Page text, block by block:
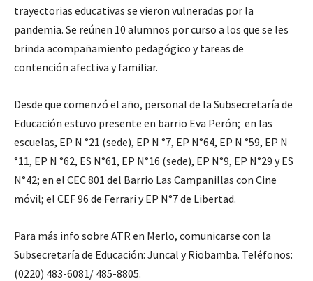
trayectorias educativas se vieron vulneradas por la
pandemia. Se reúnen 10 alumnos por curso a los que se les
brinda acompañamiento pedagógico y tareas de
contención afectiva y familiar.
Desde que comenzó el año, personal de la Subsecretaría de
Educación estuvo presente en barrio Eva Perón; en las
escuelas, EP N °21 (sede), EP N °7, EP N°64, EP N °59, EP N
°11, EP N °62, ES N°61, EP N°16 (sede), EP N°9, EP N°29 y ES
N°42; en el CEC 801 del Barrio Las Campanillas con Cine
móvil; el CEF 96 de Ferrari y EP N°7 de Libertad.
Para más info sobre ATR en Merlo, comunicarse con la
Subsecretaría de Educación: Juncal y Riobamba. Teléfonos:
(0220) 483-6081/ 485-8805.